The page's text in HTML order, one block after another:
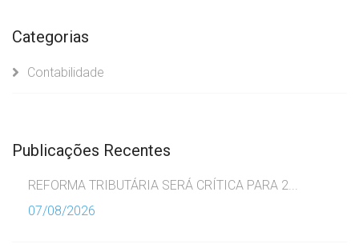
Categorias
Contabilidade
Publicações Recentes
REFORMA TRIBUTÁRIA SERÁ CRÍTICA PARA 2...
07/08/2026